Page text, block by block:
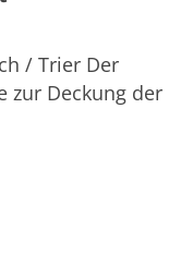
/ Trier Der
zur Deckung der